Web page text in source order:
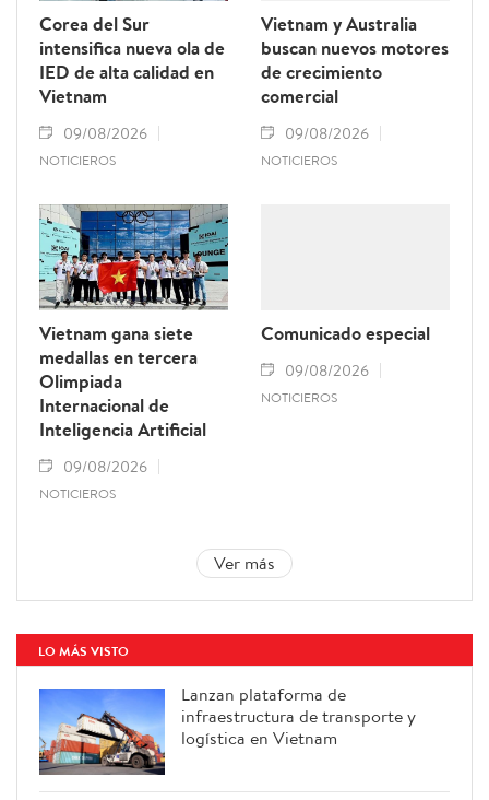
Corea del Sur
intensifica nueva ola de
IED de alta calidad en
Vietnam
09/08/2026
NOTICIEROS
Vietnam y Australia
buscan nuevos motores
de crecimiento
comercial
09/08/2026
NOTICIEROS
Vietnam gana siete
medallas en tercera
Olimpiada
Internacional de
Inteligencia Artificial
09/08/2026
NOTICIEROS
Comunicado especial
09/08/2026
NOTICIEROS
Ver más
LO MÁS VISTO
Lanzan plataforma de
infraestructura de transporte y
logística en Vietnam